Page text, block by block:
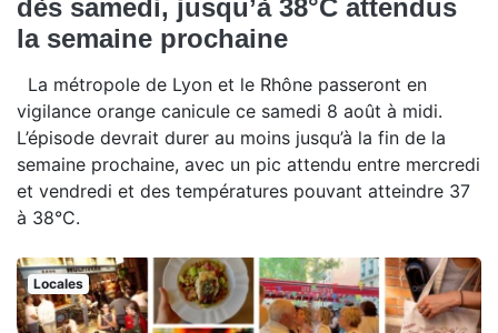
dès samedi, jusqu’à 38°C attendus
la semaine prochaine
La métropole de Lyon et le Rhône passeront en
vigilance orange canicule ce samedi 8 août à midi.
L’épisode devrait durer au moins jusqu’à la fin de la
semaine prochaine, avec un pic attendu entre mercredi
et vendredi et des températures pouvant atteindre 37
à 38°C.
Locales